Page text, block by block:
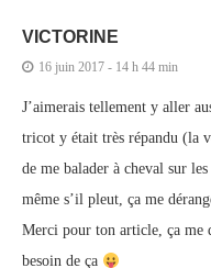
VICTORINE
16 juin 2017 - 14 h 44 min
J’aimerais tellement y aller
tricot y était très répandu (la
de me balader à cheval sur
même s’il pleut, ça me
Merci pour ton article, ça me
besoin de ça